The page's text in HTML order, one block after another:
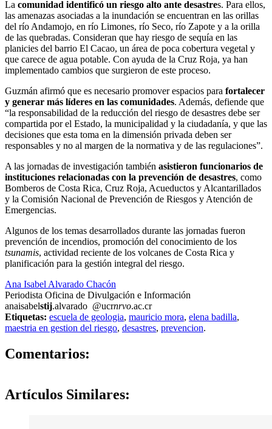
La comunidad identificó un riesgo alto ante desastres. Para ellos,
las amenazas asociadas a la inundación se encuentran en las orillas
del río Andamojo, en río Limones, río Seco, río Zapote y a la orilla
de las quebradas. Consideran que hay riesgo de sequía en las
planicies del barrio El Cacao, un área de poca cobertura vegetal y
que carece de agua potable. Con ayuda de la Cruz Roja, ya han
implementado cambios que surgieron de este proceso.
Guzmán afirmó que es necesario promover espacios para fortalecer
y generar más líderes en las comunidades. Además, defiende que
“la responsabilidad de la reducción del riesgo de desastres debe ser
compartida por el Estado, la municipalidad y la ciudadanía, y que las
decisiones que esta toma en la dimensión privada deben ser
responsables y no al margen de la normativa y de las regulaciones”.
A las jornadas de investigación también asistieron funcionarios de
instituciones relacionadas con la prevención de desastres, como
Bomberos de Costa Rica, Cruz Roja, Acueductos y Alcantarillados
y la Comisión Nacional de Prevención de Riesgos y Atención de
Emergencias.
Algunos de los temas desarrollados durante las jornadas fueron
prevención de incendios, promoción del conocimiento de los
tsunamis, actividad reciente de los volcanes de Costa Rica y
planificación para la gestión integral del riesgo.
Ana Isabel Alvarado Chacón
Periodista Oficina de Divulgación e Información
anaisabelstij.alvarado @ucrnrvo.ac.cr
Etiquetas: escuela de geologia, mauricio mora, elena badilla,
maestria en gestion del riesgo, desastres, prevencion.
Comentarios:
Artículos Similares: